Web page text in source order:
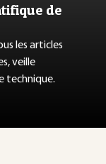
de
les articles
veille
technique.